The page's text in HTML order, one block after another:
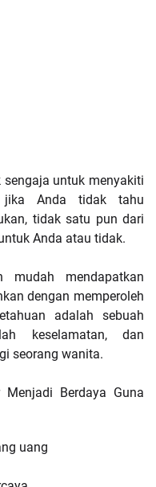
untuk menyakiti
jika Anda tidak tahu
tidak satu pun dari
Anda atau tidak.
mudah mendapatkan
dengan memperoleh
adalah sebuah
keselamatan, dan
seorang wanita.
Berdaya Guna
uang